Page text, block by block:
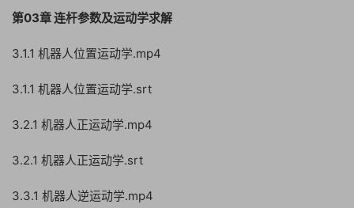
第03章 连杆参数及运动学求解
3.1.1 机器人位置运动学.mp4
3.1.1 机器人位置运动学.srt
3.2.1 机器人正运动学.mp4
3.2.1 机器人正运动学.srt
3.3.1 机器人逆运动学.mp4